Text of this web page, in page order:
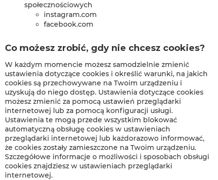
społecznościowych
instagram.com
facebook.com
Co możesz zrobić, gdy nie chcesz cookies?
W każdym momencie możesz samodzielnie zmienić
ustawienia dotyczące cookies i określić warunki, na jakich
cookies są przechowywane na Twoim urządzeniu i
uzyskują do niego dostęp. Ustawienia dotyczące cookies
możesz zmienić za pomocą ustawień przeglądarki
internetowej lub za pomocą konfiguracji usługi.
Ustawienia te mogą przede wszystkim blokować
automatyczną obsługę cookies w ustawieniach
przeglądarki internetowej lub każdorazowo informować,
że cookies zostały zamieszczone na Twoim urządzeniu.
Szczegółowe informacje o możliwości i sposobach obsługi
cookies znajdziesz w ustawieniach przeglądarki
internetowej.